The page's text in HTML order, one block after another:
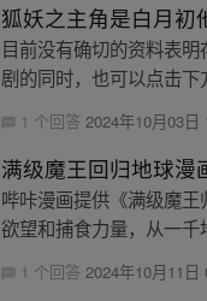
狐妖之主角是白月初
目前没有确切的资料表
剧的同时，也可以点击
1 个回答 2024年10月03日
满级魔王回归地球漫
哔咔漫画提供《满级魔
欲望和捕食力量，从一
1 个回答 2024年10月11日